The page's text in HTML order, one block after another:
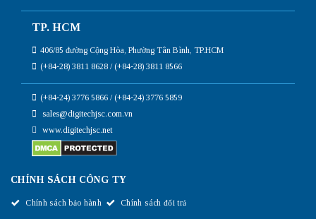
TP. HCM
406/85 đường Cộng Hòa, Phường Tân Bình, TP.HCM
(+84-28) 3811 8628 / (+84-28) 3811 8566
(+84-24) 3776 5866 / (+84-24) 3776 5859
sales@digitechjsc.com.vn
www.digitechjsc.net
CHÍNH SÁCH CÔNG TY
Chính sách bảo hành Chính sách đổi trả